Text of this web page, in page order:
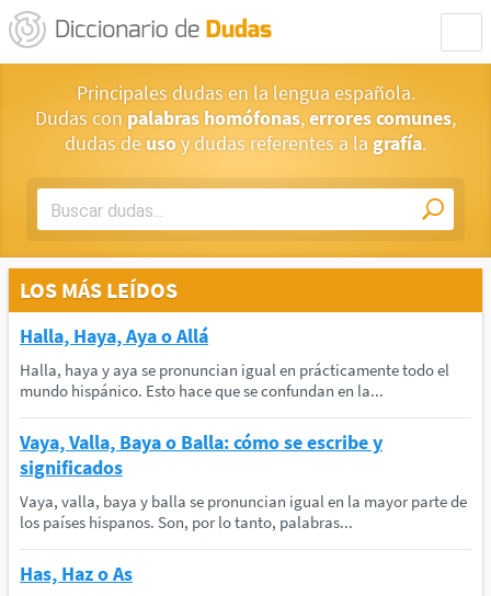
Principales dudas en la lengua española.
Dudas con palabras homófonas,errores comunes,
dudas de usoy dudas referentes a la grafía.
LOS MÁS LEÍDOS
Halla, Haya, Aya o Allá
Halla, haya y aya se pronuncian igual en prácticamente todo el
mundo hispánico. Esto hace que se confundan en la...
Vaya, Valla, Baya o Balla: cómo se escribe y
significados
Vaya, valla, baya y balla se pronuncian igual en la mayor parte de
los países hispanos. Son, por lo tanto, palabras...
Has, Haz o As